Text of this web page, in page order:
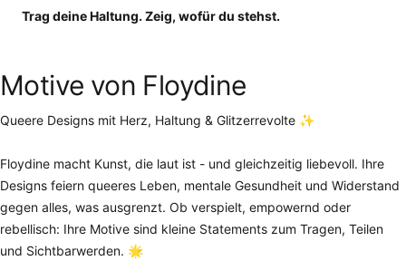
Trag deine Haltung. Zeig, wofür du stehst.
Motive von Floydine
Queere Designs mit Herz, Haltung & Glitzerrevolte ✨
Floydine macht Kunst, die laut ist - und gleichzeitig liebevoll. Ihre
Designs feiern queeres Leben, mentale Gesundheit und Widerstand
gegen alles, was ausgrenzt. Ob verspielt, empowernd oder
rebellisch: Ihre Motive sind kleine Statements zum Tragen, Teilen
und Sichtbarwerden. 🌟